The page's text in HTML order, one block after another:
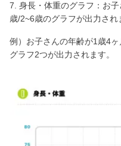
7. 身長・体重のグラフ：お
歳/2~6歳のグラフが出力され
例）お子さんの年齢が1歳4
グラフ2つが出力されます。